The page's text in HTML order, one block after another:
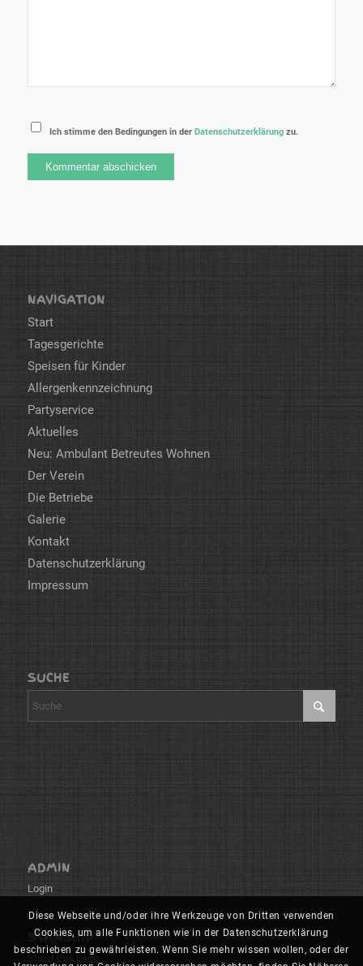
Ich stimme den Bedingungen in der Datenschutzerklärung zu.
NAVIGATION
Start
Tagesgerichte
Speisen für Kinder
Allergenkennzeichnung
Partyservice
Aktuelles
Neu: Ambulant Betreutes Wohnen
Der Verein
Die Betriebe
Galerie
Kontakt
Datenschutzerklärung
Impressum
SUCHE
ADMIN
Login
STARSHIP
Shoot this page
Diese Webseite und/oder ihre Werkzeuge von Dritten verwenden
Cookies, um alle Funktionen wie in der Datenschutzerklärung
beschrieben zu gewährleisten. Wenn Sie mehr wissen wollen, oder der